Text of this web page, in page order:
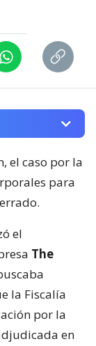
el caso por la
para
el
The
la Fiscalía
por la
en